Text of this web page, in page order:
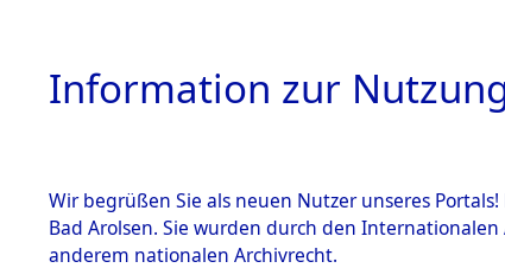
HOME
Information zur
Wir begrüßen Sie als neuen Nutzer unseres
Bad Arolsen. Sie wurden durch den
anderem nationalen Archivrecht.